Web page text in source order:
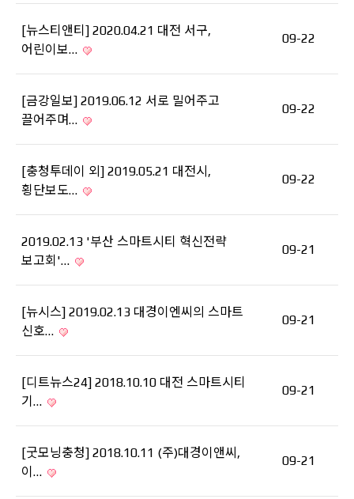
[뉴스티앤티] 2020.04.21 대전 서구,
어린이보…
09-22
[금강일보] 2019.06.12 서로 밀어주고
끌어주며…
09-22
[충청투데이 외] 2019.05.21 대전시,
횡단보도…
09-22
2019.02.13 '부산 스마트시티 혁신전략
보고회'…
09-21
[뉴시스] 2019.02.13 대경이엔씨의 스마트
신호…
09-21
[디트뉴스24] 2018.10.10 대전 스마트시티
기…
09-21
[굿모닝충청] 2018.10.11 (주)대경이앤씨,
이…
09-21